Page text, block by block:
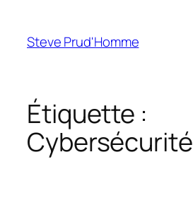
contenu
Steve Prud'Homme
Étiquette :
Cybersécurité